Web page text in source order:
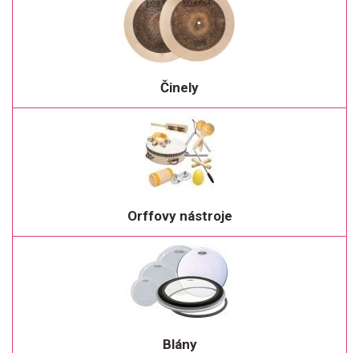
Činely
Orffovy nástroje
Blány